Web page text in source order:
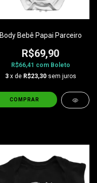
Body Bebê Papai Parceiro
R$69,90
R$66,41 com Boleto
3 x de R$23,30 sem juros
COMPRAR